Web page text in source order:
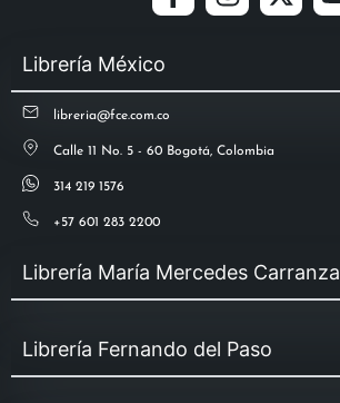
Librería México
libreria@fce.com.co
Calle 11 No. 5 - 60 Bogotá, Colombia
314 219 1576
+57 601 283 2200
Librería María Mercedes Carranza
Librería Fernando del Paso